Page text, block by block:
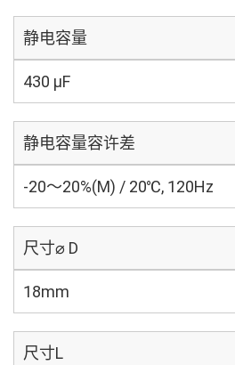
静电容量
430 µF
静电容量容许差
-20～20%(M) / 20℃, 120Hz
尺寸⌀ D
18mm
尺寸L